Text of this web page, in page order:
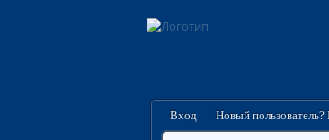
Вход Новый пользователь?